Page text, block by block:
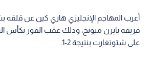
أعرب المهاجم الإنجليزي هاري كين عن
فريقه بايرن ميونخ، وذلك عقب الفوز بكأس
على شتوتغارت بنتيجة 2-1.